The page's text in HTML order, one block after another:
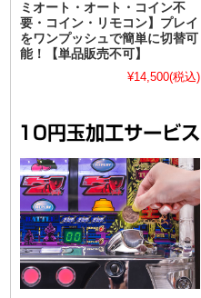
ミオート・オート・コイン不
要・コイン・リモコン】プレイ
をワンプッシュで簡単に切替可
能！【単品販売不可】
¥14,500(税込)